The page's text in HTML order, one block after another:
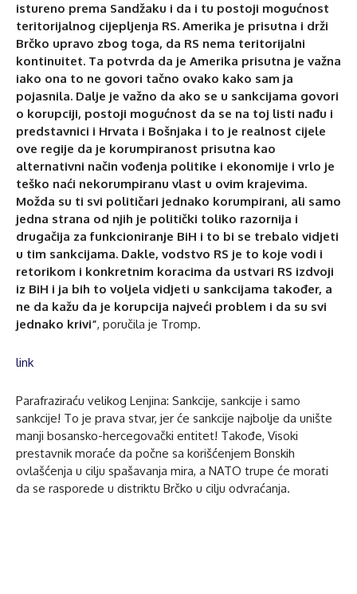
istureno prema Sandžaku i da i tu postoji mogućnost
teritorijalnog cijepljenja RS. Amerika je prisutna i drži
Brčko upravo zbog toga, da RS nema teritorijalni
kontinuitet. Ta potvrda da je Amerika prisutna je važna
iako ona to ne govori tačno ovako kako sam ja
pojasnila. Dalje je važno da ako se u sankcijama govori
o korupciji, postoji mogućnost da se na toj listi nađu i
predstavnici i Hrvata i Bošnjaka i to je realnost cijele
ove regije da je korumpiranost prisutna kao
alternativni način vođenja politike i ekonomije i vrlo je
teško naći nekorumpiranu vlast u ovim krajevima.
Možda su ti svi političari jednako korumpirani, ali samo
jedna strana od njih je politički toliko razornija i
drugačija za funkcioniranje BiH i to bi se trebalo vidjeti
u tim sankcijama. Dakle, vodstvo RS je to koje vodi i
retorikom i konkretnim koracima da ustvari RS izdvoji
iz BiH i ja bih to voljela vidjeti u sankcijama također, a
ne da kažu da je korupcija najveći problem i da su svi
jednako krivi”, poručila je Tromp.
link
Parafraziraću velikog Lenjina: Sankcije, sankcije i samo
sankcije! To je prava stvar, jer će sankcije najbolje da unište
manji bosansko-hercegovački entitet! Takođe, Visoki
prestavnik moraće da počne sa korišćenjem Bonskih
ovlašćenja u cilju spašavanja mira, a NATO trupe će morati
da se rasporede u distriktu Brčko u cilju odvraćanja.